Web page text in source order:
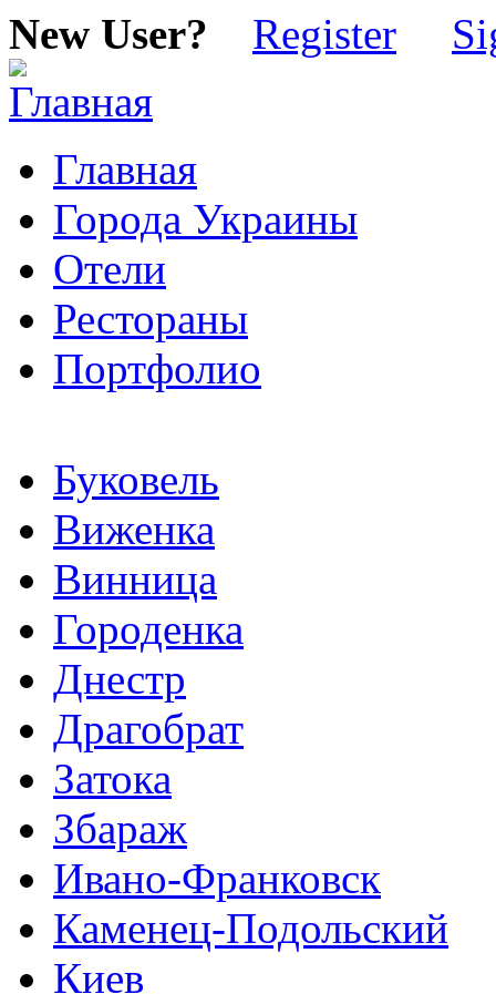
New User? Register
Главная
Города Украины
Отели
Рестораны
Портфолио
Буковель
Виженка
Винница
Городенка
Днестр
Драгобрат
Затока
Збараж
Ивано-Франковск
Каменец-Подольский
Киев